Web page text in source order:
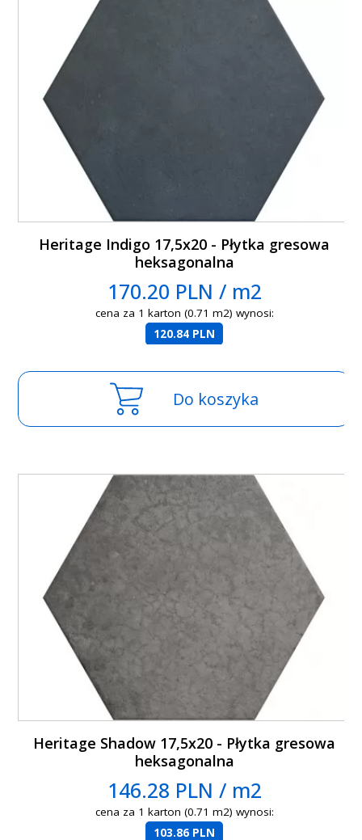
Heritage Indigo 17,5x20 - Płytka gresowa
heksagonalna
170.20 PLN / m2
cena za 1 karton (0.71 m2) wynosi:
120.84 PLN
Do koszyka
Heritage Shadow 17,5x20 - Płytka gresowa
heksagonalna
146.28 PLN / m2
cena za 1 karton (0.71 m2) wynosi:
103.86 PLN